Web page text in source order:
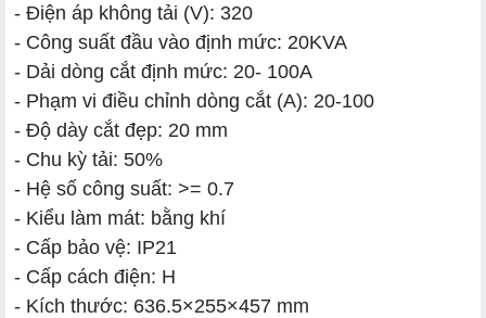
- Điện áp không tải (V): 320
- Công suất đầu vào định mức: 20KVA
- Dải dòng cắt định mức: 20- 100A
- Phạm vi điều chỉnh dòng cắt (A): 20-100
- Độ dày cắt đẹp: 20 mm
- Chu kỳ tải: 50%
- Hệ số công suất: >= 0.7
- Kiểu làm mát: bằng khí
- Cấp bảo vệ: IP21
- Cấp cách điện: H
- Kích thước: 636.5×255×457 mm